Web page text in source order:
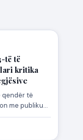
të të
kritika
qendër të
me publikun,